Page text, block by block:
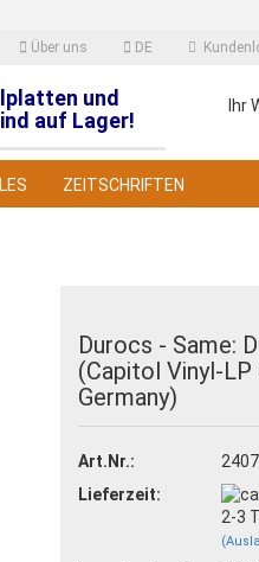
Über uns DE
vergessen?
und
auf Lager!
Ihr
ZEITSCHRIFTEN
Durocs - Same:
(Capitol Vinyl-LP
Germany)
Art.Nr.:
Lieferzeit:
2-3